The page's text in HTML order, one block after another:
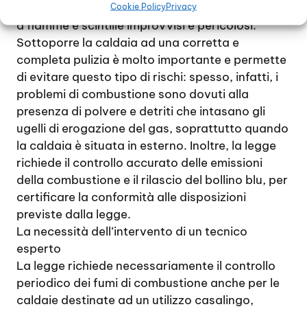
Cookie PolicyPrivacy
tali da diventare tossico, e potrebbe dare luogo
a fiamme e scintille improvvisi e pericolosi.
Sottoporre la caldaia ad una corretta e
completa pulizia è molto importante e permette
di evitare questo tipo di rischi: spesso, infatti, i
problemi di combustione sono dovuti alla
presenza di polvere e detriti che intasano gli
ugelli di erogazione del gas, soprattutto quando
la caldaia è situata in esterno. Inoltre, la legge
richiede il controllo accurato delle emissioni
della combustione e il rilascio del bollino blu, per
certificare la conformità alle disposizioni
previste dalla legge.
La necessità dell’intervento di un tecnico
esperto
La legge richiede necessariamente il controllo
periodico dei fumi di combustione anche per le
caldaie destinate ad un utilizzo casalingo,